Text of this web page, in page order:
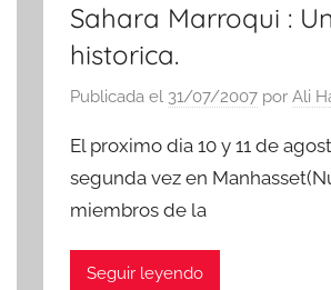
Sahara Marroqui :
historica.
Publicada el 31/07/2007 porAli
El proximo dia 10 y 11 de
segunda vez en
miembros de la
Seguir leyendo